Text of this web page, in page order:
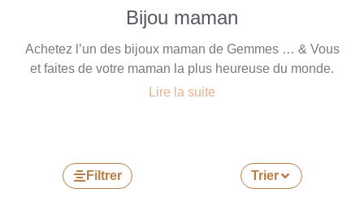
Bijou maman
Achetez l’un des bijoux maman de Gemmes … & Vous
et faites de votre maman la plus heureuse du monde.
Notre collection de bijoux maman est composée de
Nous mentionnons également des bijoux gravés et
Lire la suite
Filtrer Trier